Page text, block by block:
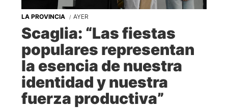
LA PROVINCIA AYER
Scaglia: “Las fiestas
populares representan
la esencia de nuestra
identidad y nuestra
fuerza productiva”